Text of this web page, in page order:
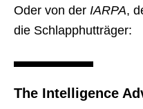
Oder von der IARPA,
die Schlapphutträger:
The Intelligence